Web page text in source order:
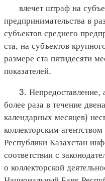
влечет штраф на
предпринимательства в
субъектов среднего
ста, на субъектов
размере ста пятидесяти
показателей.
3. Непредоставление,
более раза в течение
календарных месяцев)
коллекторским
Республики Казахстан
соответствии с
о коллекторской